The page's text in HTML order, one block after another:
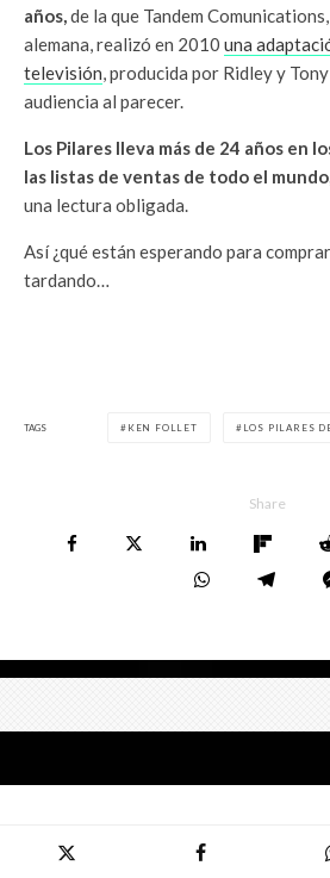
años,de la que Tandem
alemana, realizó en 2010 una
televisión, producida por Ridley y
audiencia al parecer.
Los Pilares lleva más de 24 años en
las listas de ventas de todo el
una lectura obligada.
Así ¿qué están esperando para
tardando…
TAGS KEN FOLLET LOS PILARES
Share
Vacuum Food